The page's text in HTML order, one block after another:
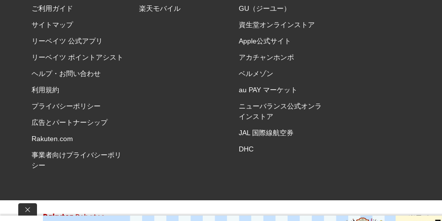
ご利用ガイド
サイトマップ
リーベイツ 公式アプリ
リーベイツ ポイントアシスト
ヘルプ・お問い合わせ
利用規約
プライバシーポリシー
広告とパートナーシップ
Rakuten.com
事業者向けプライバシーポリ
シー
楽天モバイル GU（ジーユー）
資生堂オンラインストア
Apple公式サイト
アカチャンホンポ
ベルメゾン
au PAY マーケット
ニューバランス公式オンラ
インストア
JAL 国際線航空券
DHC
楽天ポイ